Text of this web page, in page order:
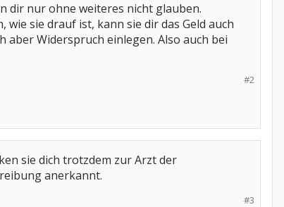
dir nur ohne weiteres nicht glauben.
wie sie drauf ist, kann sie dir das Geld auch
Widerspruch einlegen. Also auch bei
#2
sie dich trotzdem zur Arzt der
anerkannt.
#3